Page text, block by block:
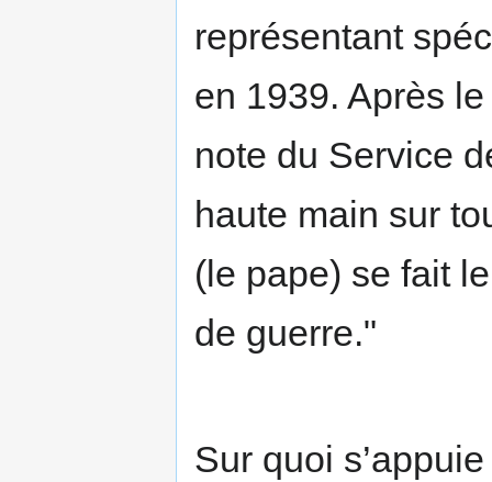
représentant
en 1939. Après
note du Service
haute main sur
(le pape) se fait
de guerre."
Sur quoi